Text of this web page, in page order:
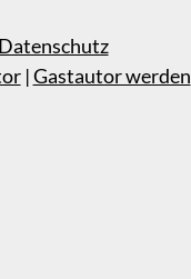
Datenschutz
|Gastautor werden